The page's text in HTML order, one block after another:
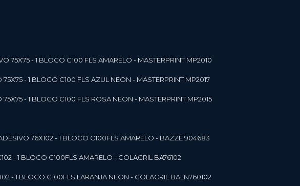
75X75 - 1 BLOCO C100 FLS AMARELO - MASTERPRINT MP2010
75X75 - 1 BLOCO C100 FLS AZUL NEON - MASTERPRINT MP2017
75X75 - 1 BLOCO C100 FLS ROSA NEON - MASTERPRINT MP2015
76X102 - 1 BLOCO C100FLS AMARELO - BAZZE 904683
- 1 BLOCO C100FLS AMARELO - COLACRIL BA76102
- 1 BLOCO C100FLS LARANJA NEON - COLACRIL BALN760102